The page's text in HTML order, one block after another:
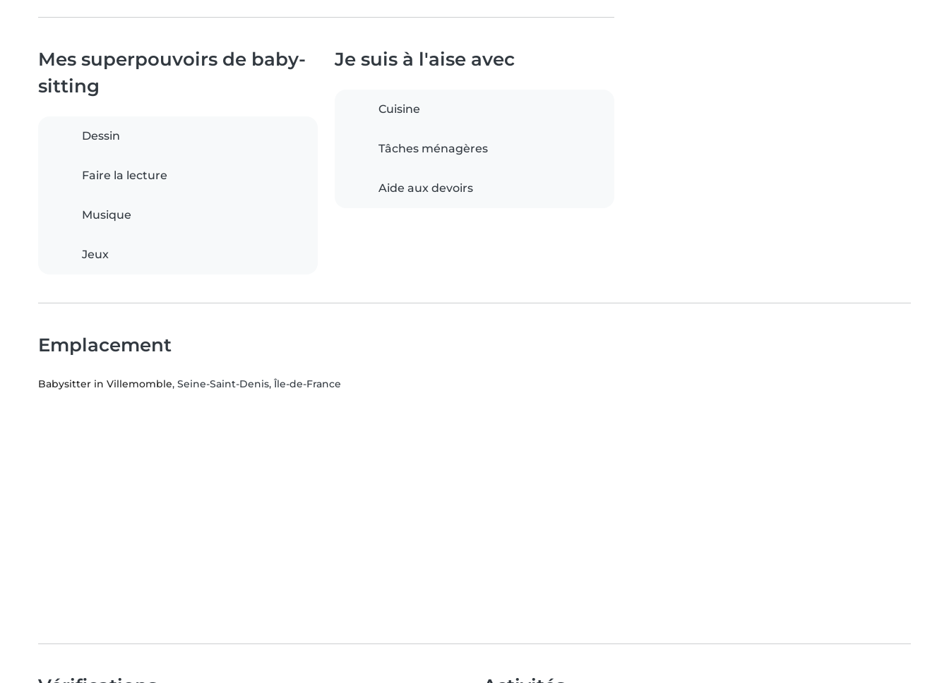
Mes superpouvoirs de baby-
sitting
Dessin
Faire la lecture
Musique
Jeux
Je suis à l'aise avec
Cuisine
Tâches ménagères
Aide aux devoirs
Emplacement
Babysitter in Villemomble, Seine-Saint-Denis, Île-de-France